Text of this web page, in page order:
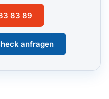
83 89
anfragen